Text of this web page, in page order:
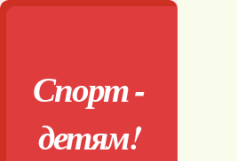
Спорт -
детям!